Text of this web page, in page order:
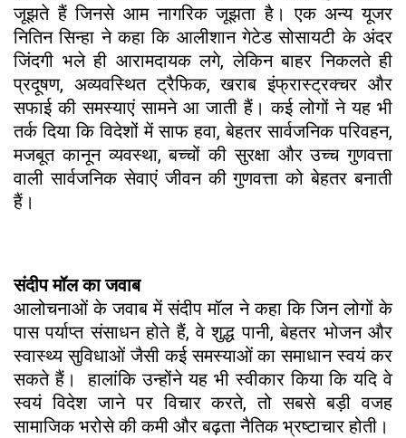
जूझते हैं जिनसे आम नागरिक जूझता है। एक अन्य यूजर
नितिन सिन्हा ने कहा कि आलीशान गेटेड सोसायटी के अंदर
जिंदगी भले ही आरामदायक लगे, लेकिन बाहर निकलते ही
प्रदूषण, अव्यवस्थित ट्रैफिक, खराब इंफ्रास्ट्रक्चर और
सफाई की समस्याएं सामने आ जाती हैं। कई लोगों ने यह भी
तर्क दिया कि विदेशों में साफ हवा, बेहतर सार्वजनिक परिवहन,
मजबूत कानून व्यवस्था, बच्चों की सुरक्षा और उच्च गुणवत्ता
वाली सार्वजनिक सेवाएं जीवन की गुणवत्ता को बेहतर बनाती
हैं।
संदीप मॉल का जवाब
आलोचनाओं के जवाब में संदीप मॉल ने कहा कि जिन लोगों के
पास पर्याप्त संसाधन होते हैं, वे शुद्ध पानी, बेहतर भोजन और
स्वास्थ्य सुविधाओं जैसी कई समस्याओं का समाधान स्वयं कर
सकते हैं। हालांकि उन्होंने यह भी स्वीकार किया कि यदि वे
स्वयं विदेश जाने पर विचार करते, तो सबसे बड़ी वजह
सामाजिक भरोसे की कमी और बढ़ता नैतिक भ्रष्टाचार होती।